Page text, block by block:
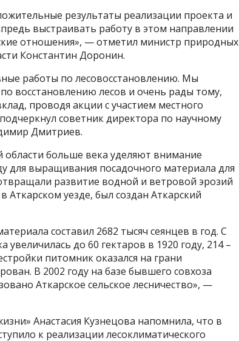
результаты реализации проекта и
выстраивать работу в этом направлении
отношения», — отметил министр природных
Константин Доронин.
работы по лесовосстановлению. Мы
восстановлению лесов и очень рады тому,
проводя акции с участием местного
советник директора по научному
Дмитриев.
больше века уделяют внимание
для выращивания посадочного материала для
развитие водной и ветровой эрозий
Аткарском уезде, был создан Аткарский
составил 2682 тысяч сеянцев в год. С
до 60 гектаров в 1920 году, 214 –
питомник оказался на грани
В 2002 году на базе бывшего совхоза
Аткарское сельское лесничество», —
Анастасия Кузнецова напомнила, что в
к реализации лесоклиматического